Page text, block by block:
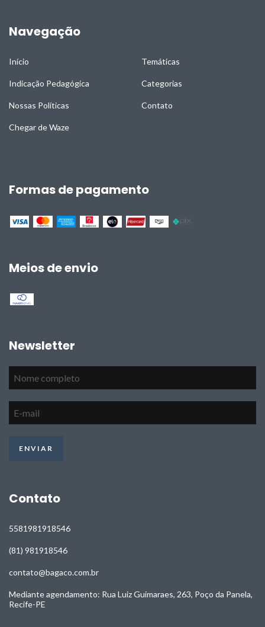
Navegação
Início Temáticas
Indicação Pedagógica Categorias
Nossas Políticas Contato
Chegar de Waze
Formas de pagamento
Meios de envio
Newsletter
Contato
5581981918546
(81) 981918546
contato@bagaco.com.br
Mediante agendamento: Rua Luiz Guimaraes, 263, Poço da Panela,
Recife-PE